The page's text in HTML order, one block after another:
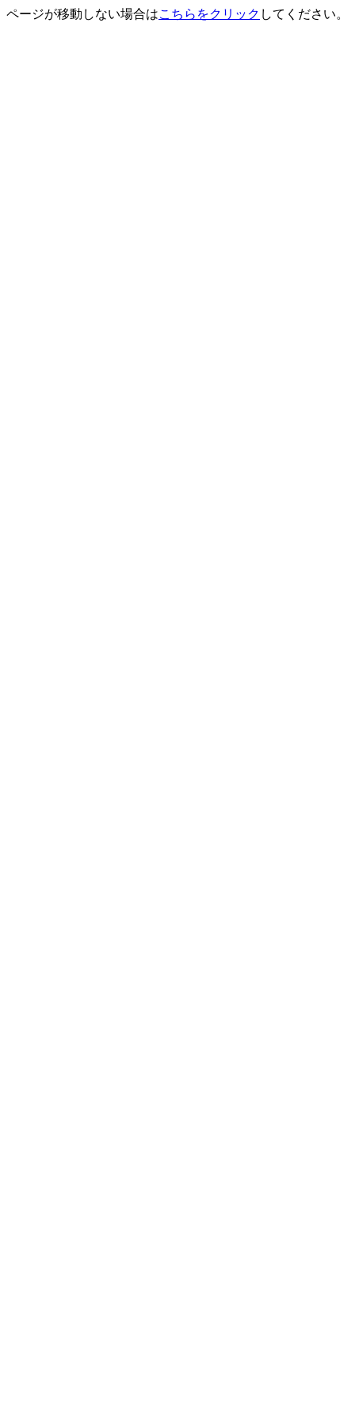
ページが移動しない場合はこちらをクリック してください。